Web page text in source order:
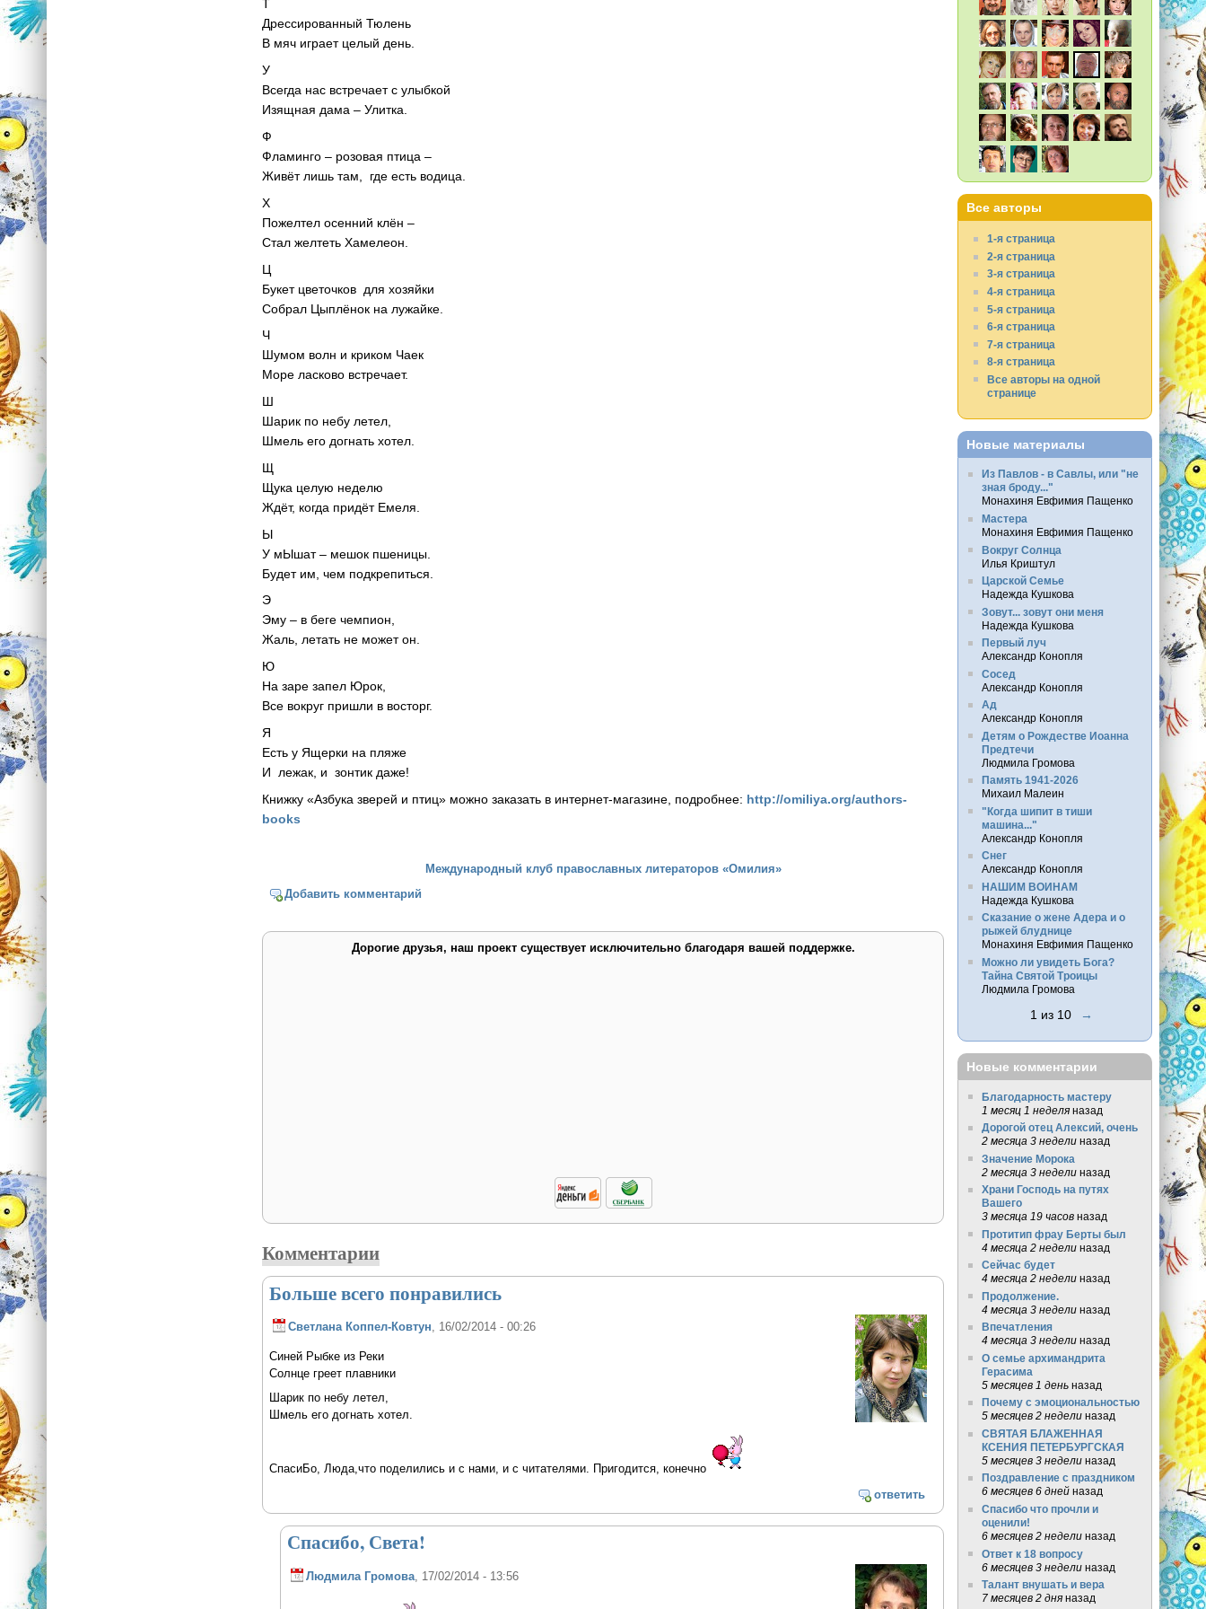
Т
Дрессированный Тюлень
В мяч играет целый день.
У
Всегда нас встречает с улыбкой
Изящная дама – Улитка.
Ф
Фламинго – розовая птица –
Живёт лишь там, где есть водица.
Х
Пожелтел осенний клён –
Стал желтеть Хамелеон.
Ц
Букет цветочков для хозяйки
Собрал Цыплёнок на лужайке.
Ч
Шумом волн и криком Чаек
Море ласково встречает.
Ш
Шарик по небу летел,
Шмель его догнать хотел.
Щ
Щука целую неделю
Ждёт, когда придёт Емеля.
Ы
У мЫшат – мешок пшеницы.
Будет им, чем подкрепиться.
Э
Эму – в беге чемпион,
Жаль, летать не может он.
Ю
На заре запел Юрок,
Все вокруг пришли в восторг.
Я
Есть у Ящерки на пляже
И лежак, и зонтик даже!
Книжку «Азбука зверей и птиц» можно заказать в интернет-магазине, подробнее: http://omiliya.org/authors-
books
Международный клуб православных литераторов «Омилия»
Добавить комментарий
Дорогие друзья, наш проект существует исключительно благодаря вашей поддержке.
Комментарии
Больше всего понравились
Светлана Коппел-Ковтун, 16/02/2014 - 00:26
Синей Рыбке из Реки
Солнце греет плавники
Шарик по небу летел,
Шмель его догнать хотел.
СпасиБо, Люда,что поделились и с нами, и с читателями. Пригодится, конечно
ответить
Спасибо, Света!
Людмила Громова, 17/02/2014 - 13:56
Все авторы
1-я страница
2-я страница
3-я страница
4-я страница
5-я страница
6-я страница
7-я страница
8-я страница
Все авторы на одной
странице
Новые материалы
Из Павлов - в Савлы, или "не
зная броду..."
Монахиня Евфимия Пащенко
Мастера
Монахиня Евфимия Пащенко
Вокруг Солнца
Илья Криштул
Царской Семье
Надежда Кушкова
Зовут... зовут они меня
Надежда Кушкова
Первый луч
Александр Конопля
Сосед
Александр Конопля
Ад
Александр Конопля
Детям о Рождестве Иоанна
Предтечи
Людмила Громова
Память 1941-2026
Михаил Малеин
"Когда шипит в тиши
машина..."
Александр Конопля
Снег
Александр Конопля
НАШИМ ВОИНАМ
Надежда Кушкова
Сказание о жене Адера и о
рыжей блуднице
Монахиня Евфимия Пащенко
Можно ли увидеть Бога?
Тайна Святой Троицы
Людмила Громова
1 из 10 →
Новые комментарии
Благодарность мастеру
1 месяц 1 неделяназад
Дорогой отец Алексий, очень
2 месяца 3 неделиназад
Значение Морока
2 месяца 3 неделиназад
Храни Господь на путях
Вашего
3 месяца 19 часовназад
Протитип фрау Берты был
4 месяца 2 неделиназад
Сейчас будет
4 месяца 2 неделиназад
Продолжение.
4 месяца 3 неделиназад
Впечатления
4 месяца 3 неделиназад
О семье архимандрита
Герасима
5 месяцев 1 деньназад
Почему с эмоциональностью
5 месяцев 2 неделиназад
СВЯТАЯ БЛАЖЕННАЯ
КСЕНИЯ ПЕТЕРБУРГСКАЯ
5 месяцев 3 неделиназад
Поздравление с праздником
6 месяцев 6 днейназад
Спасибо что прочли и
оценили!
6 месяцев 2 неделиназад
Ответ к 18 вопросу
6 месяцев 3 неделиназад
Талант внушать и вера
7 месяцев 2 дняназад